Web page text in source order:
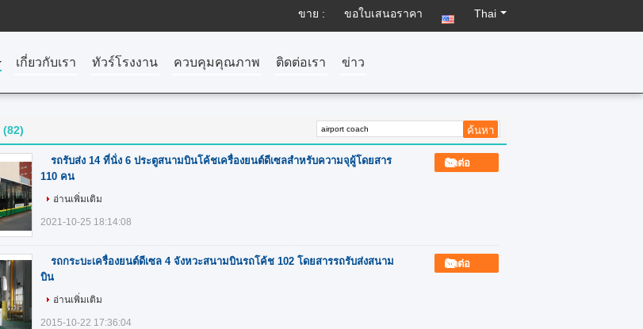
ขาย : ขอใบเสนอราคา Thai
เกี่ยวกับเรา ทัวร์โรงงาน ควบคุมคุณภาพ ติดต่อเรา ข่าว
(82)
รถรับส่ง 14 ที่นั่ง 6 ประตูสนามบินโค้ชเครื่องยนต์ดีเซลสำหรับความจุผู้โดยสาร
110 คน
ติดต่อ
อ่านเพิ่มเติม
2021-10-25 18:14:08
รถกระบะเครื่องยนต์ดีเซล 4 จังหวะสนามบินรถโค้ช 102 โดยสารรถรับส่งสนาม
บิน
ติดต่อ
อ่านเพิ่มเติม
2015-10-22 17:36:04